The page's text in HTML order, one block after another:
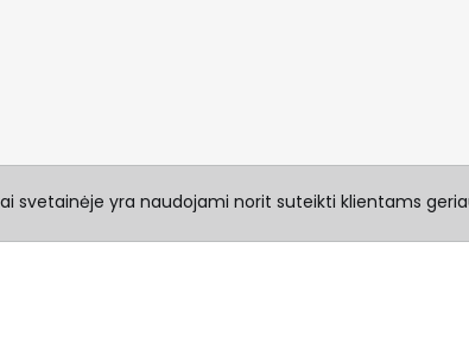
svetainėje yra naudojami norit suteikti klientams